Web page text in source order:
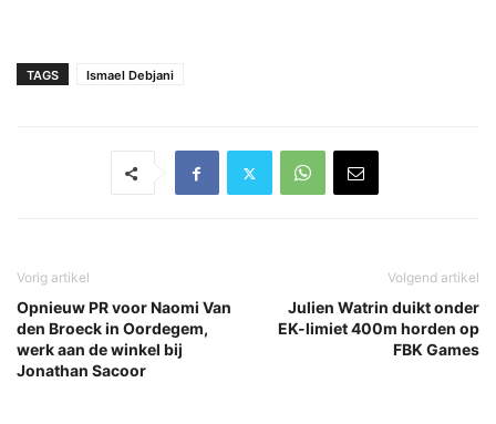
TAGS Ismael Debjani
Vorig artikel
Opnieuw PR voor Naomi Van
den Broeck in Oordegem,
werk aan de winkel bij
Jonathan Sacoor
Volgend artikel
Julien Watrin duikt onder
EK-limiet 400m horden op
FBK Games